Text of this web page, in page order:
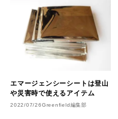
エマージェンシーシートは登山
や災害時で使えるアイテム
2022/07/26Greenfield編集部